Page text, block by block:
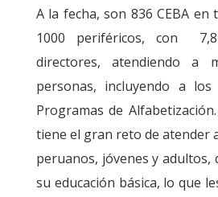
A la fecha, son 836 CEBA en
1000 periféricos, con
directores, atendiendo a
personas, incluyendo a
Programas de
tiene el gran reto de atender
peruanos, jóvenes y adultos,
su educación básica, lo que